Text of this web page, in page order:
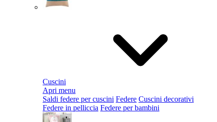
Cuscini
Apri menu
Saldi federe per cuscini Federe Cuscini decorativi
Federe in pelliccia Federe per bambini